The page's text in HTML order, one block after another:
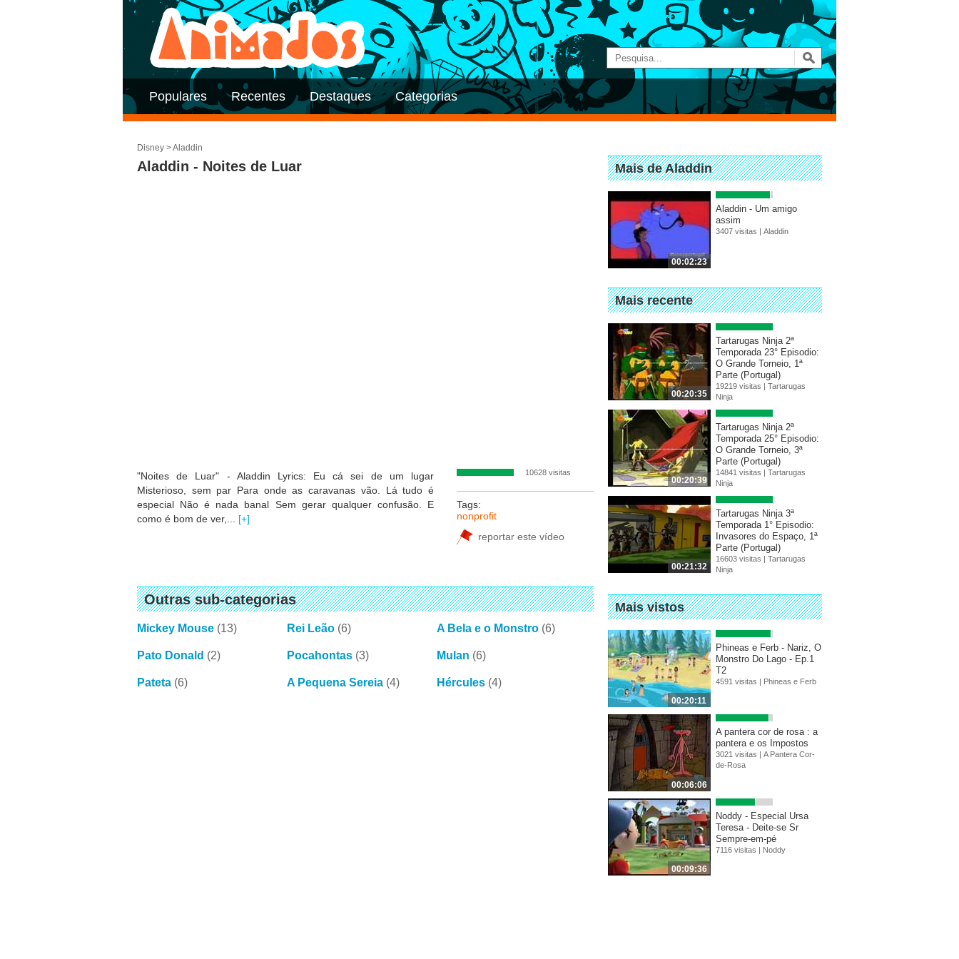
Populares Recentes Destaques Categorias
Disney >Aladdin
Aladdin - Noites de Luar
"Noites de Luar" - Aladdin Lyrics: Eu cá sei de um lugar
Misterioso, sem par Para onde as caravanas vão. Lá tudo é
especial Não é nada banal Sem gerar qualquer confusão. E
como é bom de ver,...
[+]
10628 visitas
Tags:
nonprofit
reportar este vídeo
Outras sub-categorias
Mickey Mouse (13)
Pato Donald (2)
Pateta (6)
Rei Leão (6)
Pocahontas (3)
A Pequena Sereia (4)
A Bela e o Monstro (6)
Mulan (6)
Hércules (4)
Mais de Aladdin
00:02:23
Aladdin - Um amigo
assim
3407 visitas | Aladdin
Mais recente
00:20:35
Tartarugas Ninja 2ª
Temporada 23° Episodio:
O Grande Torneio, 1ª
Parte (Portugal)
19219 visitas | Tartarugas
Ninja
00:20:39
Tartarugas Ninja 2ª
Temporada 25° Episodio:
O Grande Torneio, 3ª
Parte (Portugal)
14841 visitas | Tartarugas
Ninja
00:21:32
Tartarugas Ninja 3ª
Temporada 1° Episodio:
Invasores do Espaço, 1ª
Parte (Portugal)
16603 visitas | Tartarugas
Ninja
Mais vistos
00:20:11
Phineas e Ferb - Nariz, O
Monstro Do Lago - Ep.1
T2
4591 visitas | Phineas e Ferb
00:06:06
A pantera cor de rosa : a
pantera e os Impostos
3021 visitas | A Pantera Cor-
de-Rosa
00:09:36
Noddy - Especial Ursa
Teresa - Deite-se Sr
Sempre-em-pé
7116 visitas | Noddy